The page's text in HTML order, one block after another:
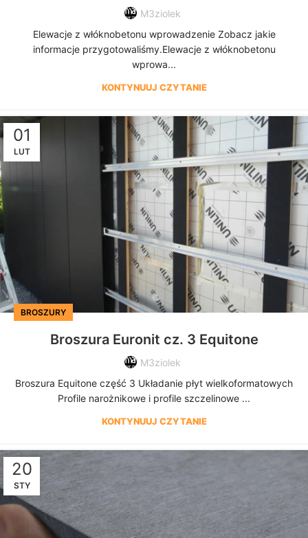
M3ziolek
Elewacje z włóknobetonu wprowadzenie Zobacz jakie
informacje przygotowaliśmy.Elewacje z włóknobetonu
wprowa...
KONTYNUUJ CZYTANIE
01
LUT
BROSZURY
Broszura Euronit cz. 3 Equitone
M3ziolek
Broszura Equitone część 3 Układanie płyt wielkoformatowych
Profile narożnikowe i profile szczelinowe ...
KONTYNUUJ CZYTANIE
20
STY